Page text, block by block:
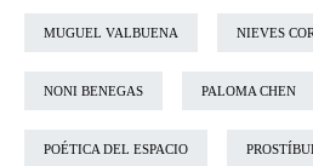
MUGUEL VALBUENA NIEVES
NONI BENEGAS PALOMA CHEN
POÉTICA DEL ESPACIO